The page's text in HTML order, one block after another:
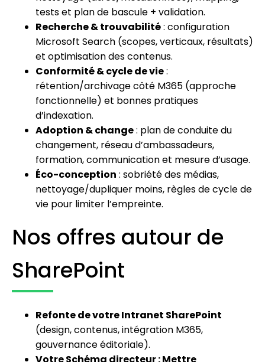
tests et plan de bascule + validation.
Recherche & trouvabilité: configuration
Microsoft Search (scopes, verticaux, résultats)
et optimisation des contenus.
Conformité & cycle de vie:
rétention/archivage côté M365 (approche
fonctionnelle) et bonnes pratiques
d’indexation.
Adoption & change: plan de conduite du
changement, réseau d’ambassadeurs,
formation, communication et mesure d’usage.
Éco-conception : sobriété des médias,
nettoyage/dupliquer moins, règles de cycle de
vie pour limiter l’empreinte.
Nos offres autour de
SharePoint
Refonte de votre Intranet SharePoint
(design, contenus, intégration M365,
gouvernance éditoriale).